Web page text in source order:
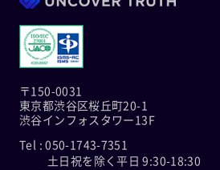
〒150-0031
東京都渋谷区桜丘町20-1
渋谷インフォスタワー13F
Tel : 050-1743-7351
土日祝を除く平日 9:30-18:30